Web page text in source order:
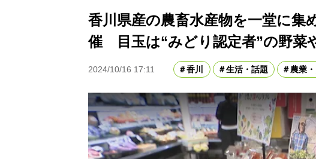
香川県産の農畜水産物を一堂に
催 目玉は“みどり認定者”の野菜
2024/10/16 17:11 香川 生活・話題 農業